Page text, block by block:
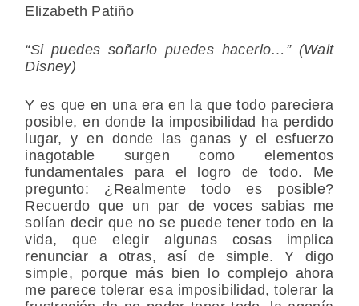
Elizabeth Patiño
“Si puedes soñarlo puedes hacerlo…” (Walt
Disney)
Y es que en una era en la que todo pareciera
posible, en donde la imposibilidad ha perdido
lugar, y en donde las ganas y el esfuerzo
inagotable surgen como elementos
fundamentales para el logro de todo. Me
pregunto: ¿Realmente todo es posible?
Recuerdo que un par de voces sabias me
solían decir que no se puede tener todo en la
vida, que elegir algunas cosas implica
renunciar a otras, así de simple. Y digo
simple, porque más bien lo complejo ahora
me parece tolerar esa imposibilidad, tolerar la